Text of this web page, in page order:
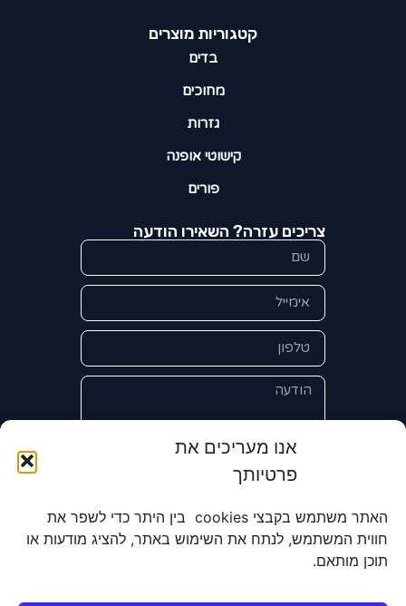
אנו מעריכים את
פרטיותך
האתר משתמש בקבצי cookies בין היתר כדי לשפר את
חווית המשתמש, לנתח את השימוש באתר, להציג מודעות או
תוכן מותאם.
קטגוריות מוצרים​
בדים
מחוכים
גזרות
קישוטי אופנה
פורים
צריכים עזרה? השאירו הודעה
אני מאשר/ת את מסירת הפרטים
קבלת מידע על מוצרים, שירותים, מועדון
לקוחות. אני מודע/ת שאוכל לבטל את
הרישום שלי בכל עת ושעל מסירת הפרטים